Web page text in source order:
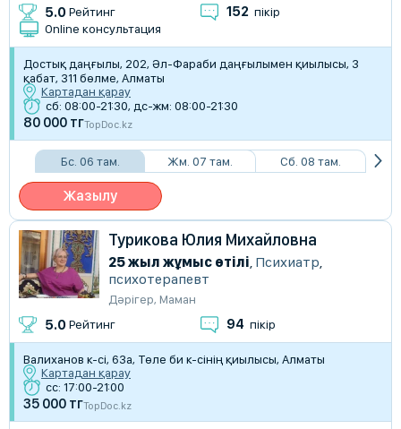
5.0 Рейтинг 152 пікір
Online консультация
Достық даңғылы, 202, Әл-Фараби даңғылымен қиылысы, 3
қабат, 311 бөлме, Алматы
Картадан қарау
сб: 08:00-21:30, дс-жм: 08:00-21:30
80 000 тгTopDoc.kz
Бс. 06 там. Жм. 07 там. Сб. 08 там.
Жазылу
Турикова Юлия Михайловна
25 жыл жұмыс өтілі, Психиатр,
психотерапевт
Дәрігер, Маман
5.0 Рейтинг 94 пікір
Валиханов к-сі, 63а, Төле би к-сінің қиылысы, Алматы
Картадан қарау
сс: 17:00-21:00
35 000 тгTopDoc.kz